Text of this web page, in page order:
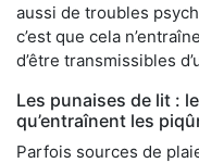
aussi de troubles
c’est que cela
d’être transmissibles
Les punaises de lit :
qu’entraînent les
Parfois sources de